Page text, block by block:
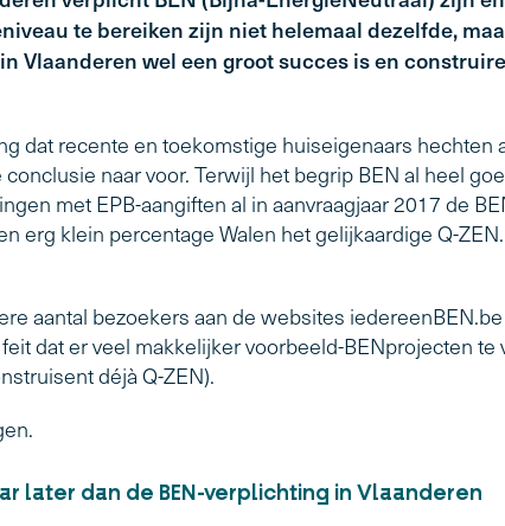
te bereiken zijn niet helemaal dezelfde,
Vlaanderen wel een groot succes is en
dat recente en toekomstige huiseigenaars hechten
naar voor. Terwijl het begrip BEN al heel
met EPB-aangiften al in aanvraagjaar 2017 de
erg klein percentage Walen het gelijkaardige Q-
aantal bezoekers aan de websites
dat er veel makkelijker voorbeeld-BENprojecten te
déjà Q-ZEN).
later dan de BEN-verplichting in Vlaanderen